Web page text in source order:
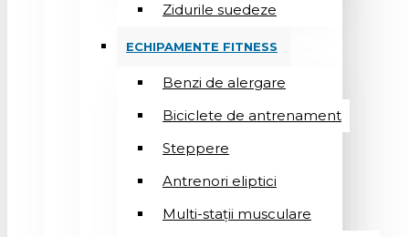
Zidurile suedeze
ECHIPAMENTE FITNESS
Benzi de alergare
Biciclete de antrenament
Steppere
Antrenori eliptici
Multi-stații musculare